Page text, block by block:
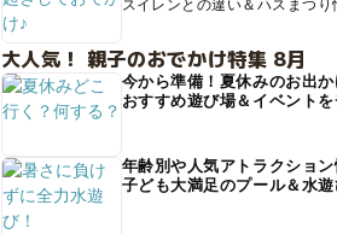
スイレンとの違い＆ハスまつり
大人気！ 親子のおでかけ特集 8月
今から準備！夏休みのお出
おすすめ遊び場＆イベントを
年齢別や人気アトラクショ
子ども大満足のプール＆水遊